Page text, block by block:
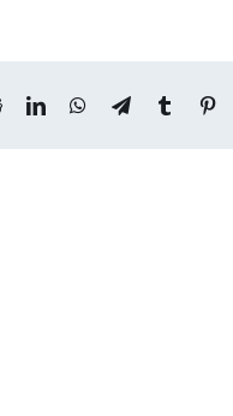
RedditLinkedInWhatsApp
TelegramTumblr